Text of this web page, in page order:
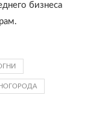
бизнеса